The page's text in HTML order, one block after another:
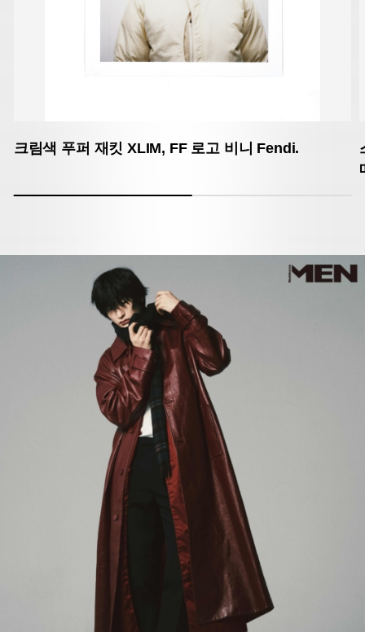
크림색 푸퍼 재킷 XLIM, FF 로고 비니 Fendi.